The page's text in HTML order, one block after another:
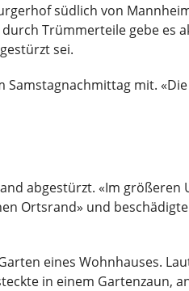
südlich von
Trümmerteile gebe es
sei.
mit.
abgestürzt. «Im
Ortsrand» und
eines Wohnhauses.
in einem Gartenzaun,